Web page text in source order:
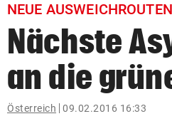
bookmark
search
Suchbegriff
eingeben
NEUE AUSWEICHROUTEN
Nächste
an die
Österreich 09.02.2016 16:33